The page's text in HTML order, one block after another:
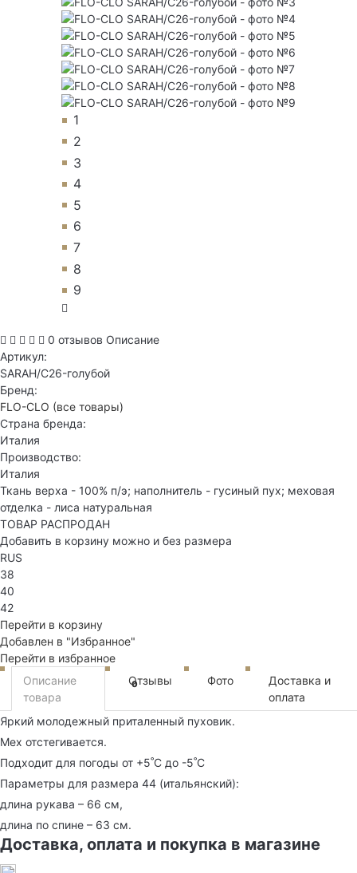
1
2
3
4
5
6
7
8
9
0 отзывов Описание
Артикул:
SARAH/C26-голубой
Бренд:
FLO-CLO (все товары)
Страна бренда:
Италия
Производство:
Италия
Ткань верха - 100% п/э; наполнитель - гусиный пух; меховая
отделка - лиса натуральная
ТОВАР РАСПРОДАН
Добавить в корзину можно и без размера
RUS
38
40
42
Перейти в корзину
Добавлен в "Избранное"
Перейти в избранное
Описание
товара
Отзывы
0 Фото
Доставка и
оплата
Яркий молодежный приталенный пуховик.
Мех отстегивается.
Подходит для погоды от +5˚С до -5˚С
Параметры для размера 44 (итальянский):
длина рукава – 66 см,
длина по спине – 63 см.
Доставка, оплата и покупка в магазине